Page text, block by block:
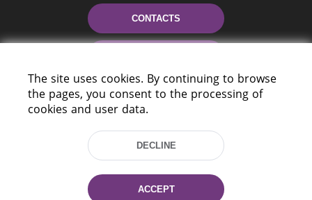
CONTACTS
220114, Niezaležnasci Ave. 116, Minsk,
The site uses cookies. By continuing to browse
the pages, you consent to the processing of
cookies and user data.
DECLINE
ACCEPT